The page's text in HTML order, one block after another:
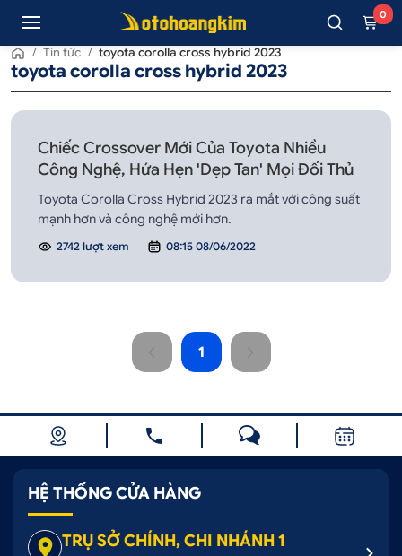
0
/ Tin tức / toyota corolla cross hybrid 2023
toyota corolla cross hybrid 2023
Chiếc Crossover Mới Của Toyota Nhiều
Công Nghệ, Hứa Hẹn 'Dẹp Tan' Mọi Đối Thủ
Toyota Corolla Cross Hybrid 2023 ra mắt với công suất
mạnh hơn và công nghệ mới hơn.
2742 lượt xem 08:15 08/06/2022
1
HỆ THỐNG CỬA HÀNG
TRỤ SỞ CHÍNH, CHI NHÁNH 1